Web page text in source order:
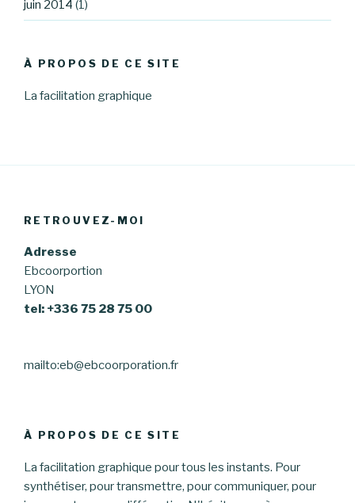
juin 2014 (1)
À PROPOS DE CE SITE
La facilitation graphique
RETROUVEZ-MOI
Adresse
Ebcoorportion
LYON
tel: +336 75 28 75 00
mailto:eb@ebcoorporation.fr
À PROPOS DE CE SITE
La facilitation graphique pour tous les instants. Pour
synthétiser, pour transmettre, pour communiquer, pour